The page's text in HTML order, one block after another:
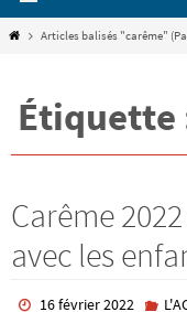
HomeArticles balisés "carême"
Étiquette
Carême
avec les
16 février 2022